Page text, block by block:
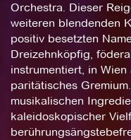
Orchestra. Dieser
weiteren blendenden
positiv besetzten
Dreizehnköpfig,
instrumentiert, in
paritätisches
musikalischen
kaleidoskopischer